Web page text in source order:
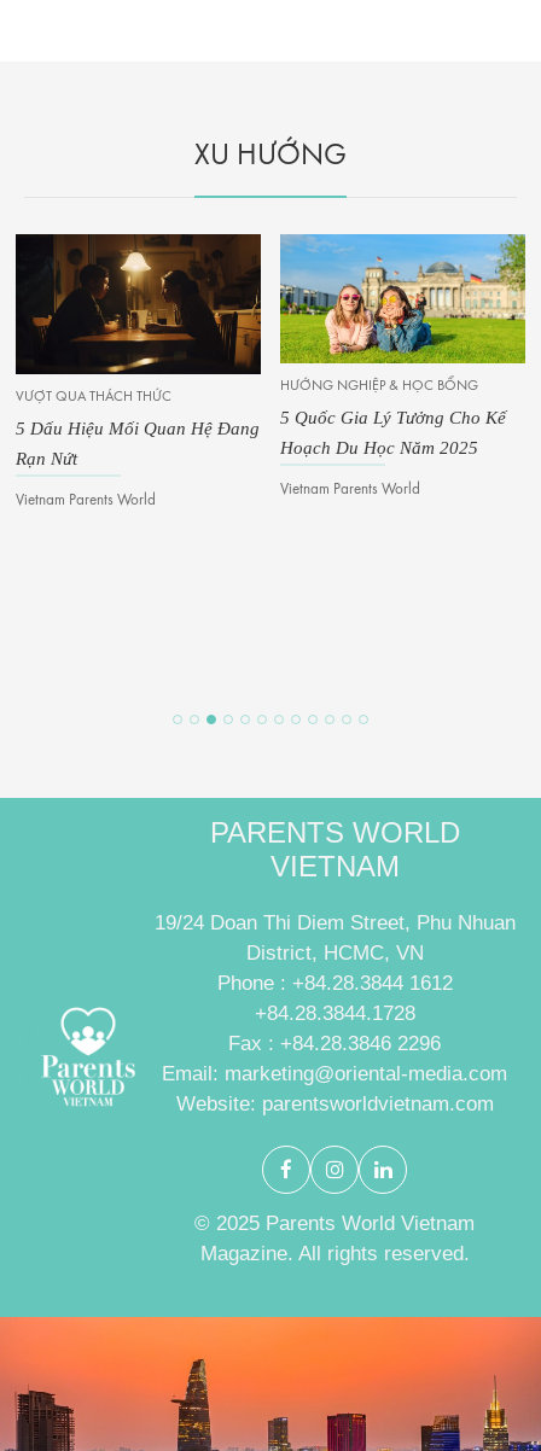
XU HƯỚNG
VƯỢT QUA THÁCH THỨC
5 Dấu Hiệu Mối Quan Hệ Đang
Rạn Nứt
Vietnam Parents World
HƯỚNG NGHIỆP & HỌC BỔNG
5 Quốc Gia Lý Tưởng Cho Kế
Hoạch Du Học Năm 2025
Vietnam Parents World
PARENTS WORLD
VIETNAM
19/24 Doan Thi Diem Street, Phu Nhuan
District, HCMC, VN
Phone : +84.28.3844 1612
+84.28.3844.1728
Fax : +84.28.3846 2296
Email: marketing@oriental-media.com
Website: parentsworldvietnam.com
© 2025 Parents World Vietnam
Magazine. All rights reserved.